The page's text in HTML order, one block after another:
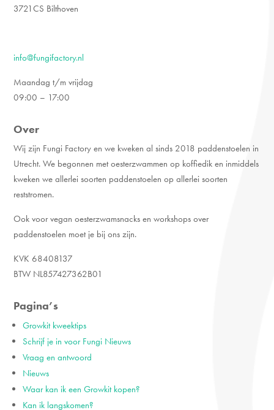
3721CS Bilthoven
info@fungifactory.nl
Maandag t/m vrijdag
09:00 – 17:00
Over
Wij zijn Fungi Factory en we kweken al sinds 2018 paddenstoelen in
Utrecht. We begonnen met oesterzwammen op koffiedik en inmiddels
kweken we allerlei soorten paddenstoelen op allerlei soorten
reststromen.
Ook voor vegan oesterzwamsnacks en workshops over
paddenstoelen moet je bij ons zijn.
KVK 68408137
BTW NL857427362B01
Pagina’s
Growkit kweektips
Schrijf je in voor Fungi Nieuws
Vraag en antwoord
Nieuws
Waar kan ik een Growkit kopen?
Kan ik langskomen?